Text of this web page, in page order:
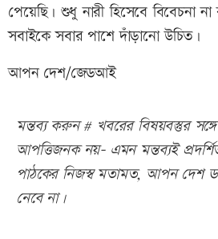
পেয়েছি। শুধু নারী হিসেবে বিবেচনা
সবাইকে সবার পাশে দাঁড়ানো উচিত।
আপন দেশ/জেডআই
মন্তব্য করুন # খবরের বিষয়বস্তুর
আপত্তিজনক নয়- এমন মন্তব্যই
পাঠকের নিজস্ব মতামত, আপন দেশ
নেবে না।